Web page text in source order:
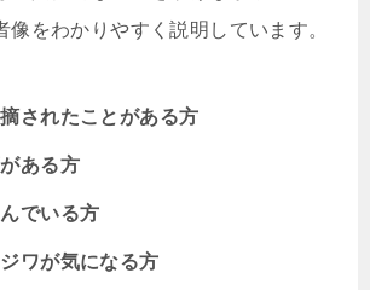
像をわかりやすく説明しています。
されたことがある方
ある方
でいる方
ワが気になる方